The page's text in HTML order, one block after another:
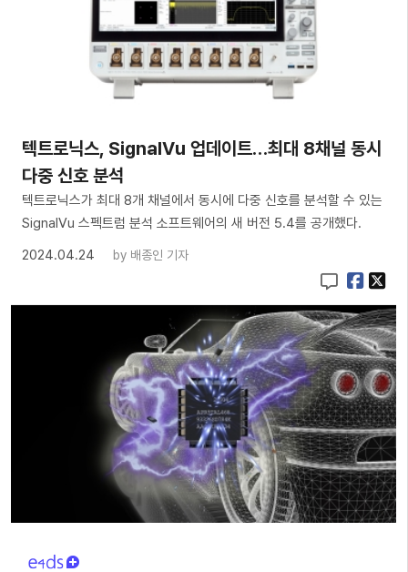
텍트로닉스, SignalVu 업데이트…최대 8채널 동시
다중 신호 분석
텍트로닉스가 최대 8개 채널에서 동시에 다중 신호를 분석할 수 있는
SignalVu 스펙트럼 분석 소프트웨어의 새 버전 5.4를 공개했다.
2024.04.24
by 배종인 기자